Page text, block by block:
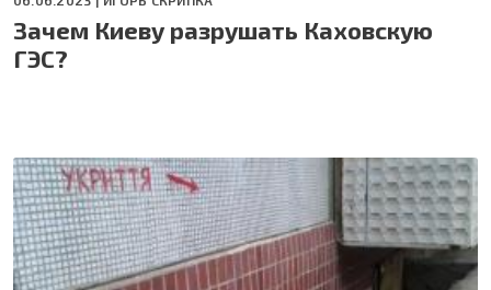
Зачем Киеву разрушать Каховскую
ГЭС?